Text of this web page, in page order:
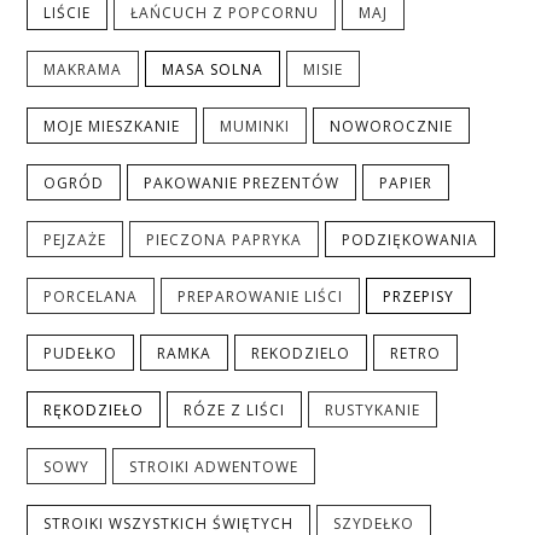
LIŚCIE ŁAŃCUCH Z POPCORNU MAJ
MAKRAMA MASA SOLNA MISIE
MOJE MIESZKANIE MUMINKI NOWOROCZNIE
OGRÓD PAKOWANIE PREZENTÓW PAPIER
PEJZAŻE PIECZONA PAPRYKA PODZIĘKOWANIA
PORCELANA PREPAROWANIE LIŚCI PRZEPISY
PUDEŁKO RAMKA REKODZIELO RETRO
RĘKODZIEŁO RÓZE Z LIŚCI RUSTYKANIE
SOWY STROIKI ADWENTOWE
STROIKI WSZYSTKICH ŚWIĘTYCH SZYDEŁKO